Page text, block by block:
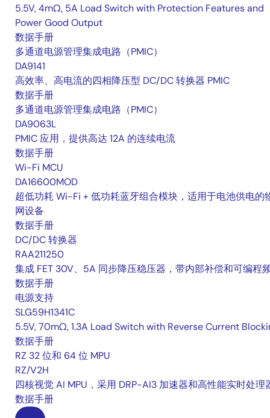
5.5V, 4mΩ, 5A Load Switch with Protection Features and
Power Good Output
数据手册
多通道电源管理集成电路（PMIC）
DA9141
高效率、高电流的四相降压型 DC/DC 转换器 PMIC
数据手册
多通道电源管理集成电路（PMIC）
DA9063L
PMIC 应用，提供高达 12A 的连续电流
数据手册
Wi-Fi MCU
DA16600MOD
超低功耗 Wi-Fi + 低功耗蓝牙组合模块，适用于电池供电的
网设备
数据手册
DC/DC 转换器
RAA211250
集成 FET 30V、5A 同步降压稳压器，带内部补偿和可编程
数据手册
电源支持
SLG59H1341C
5.5V, 70mΩ, 1.3A Load Switch with Reverse Current
数据手册
RZ 32 位和 64 位 MPU
RZ/V2H
四核视觉 AI MPU，采用 DRP-AI3 加速器和高性能实时处理
数据手册